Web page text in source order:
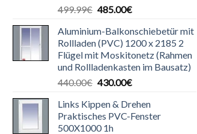
499.99€ Ursprünglicher
war:
499.99€
485.00€Aktueller
ist:
485.00€.
Aluminium-Balkonschiebetür mit
Rollladen (PVC) 1200 x 2185 2
Flügel mit Moskitonetz (Rahmen
und Rollladenkasten im Bausatz)
440.00€ Ursprünglicher
war:
440.00€
430.00€Aktueller
ist:
430.00€.
Links Kippen & Drehen
Praktisches PVC-Fenster
500X1000 1h